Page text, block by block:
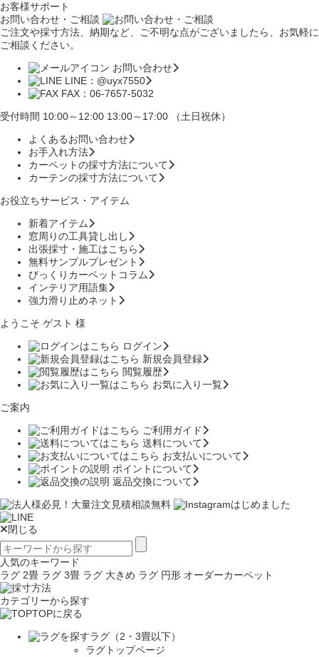
お客様サポート
お問い合わせ・ご相談
ご注文や採寸方法、納期など、ご不明な点がございましたら、お気軽に
ご相談ください。
お問い合わせ
LINE：@uyx7550
FAX：06-7657-5032
受付時間 10:00～12:00 13:00～17:00 （土日祝休）
よくあるお問い合わせ
お手入れ方法
カーペットの採寸方法について
カーテンの採寸方法について
お役立ちサービス・アイテム
新着アイテム
窓周りの工具貸し出し
出張採寸・施工はこちら
無料サンプルプレゼント
びっくりカーペットコラム
インテリア用語集
強力滑り止めネット
ようこそ ゲスト 様
ログイン
新規会員登録
閲覧履歴
お気に入り一覧
ご案内
ご利用ガイド
送料について
お支払いについて
ポイントについて
返品交換について
閉じる
人気のキーワード
ラグ 2畳 ラグ 3畳 ラグ 大きめ ラグ 円形 オーダーカーペット
カテゴリーから探す
TOPに戻る
ラグ（2・3畳以下）
ラグトップページ